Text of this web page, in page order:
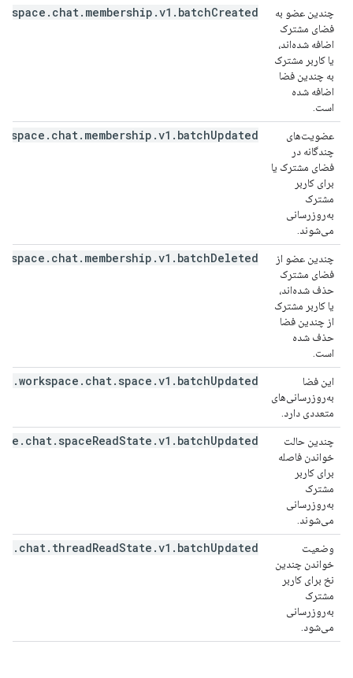
چندین عضو به
فضای مشترک
اضافه شده‌اند،
یا کاربر مشترک
به چندین فضا
اضافه شده
است.
عضویت‌های
چندگانه در
فضای مشترک یا
برای کاربر
مشترک
به‌روزرسانی
می‌شوند.
چندین عضو از
فضای مشترک
حذف شده‌اند،
یا کاربر مشترک
از چندین فضا
حذف شده
است.
این فضا
به‌روزرسانی‌های
متعددی دارد.
چندین حالت
خواندن فاصله
برای کاربر
مشترک
به‌روزرسانی
می‌شوند.
وضعیت
خواندن چندین
نخ برای کاربر
مشترک
به‌روزرسانی
می‌شود.